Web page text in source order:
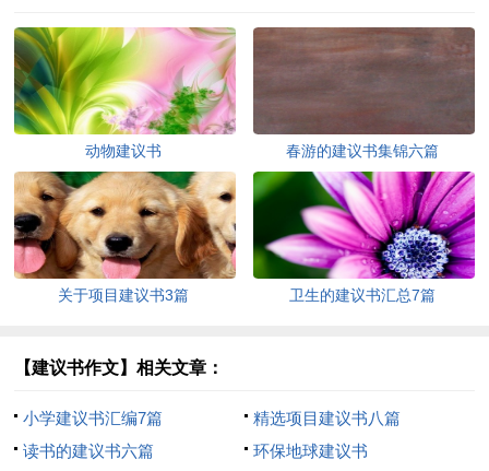
动物建议书 春游的建议书集锦六篇
关于项目建议书3篇 卫生的建议书汇总7篇
【建议书作文】相关文章：
小学建议书汇编7篇
精选项目建议书八篇
读书的建议书六篇
环保地球建议书